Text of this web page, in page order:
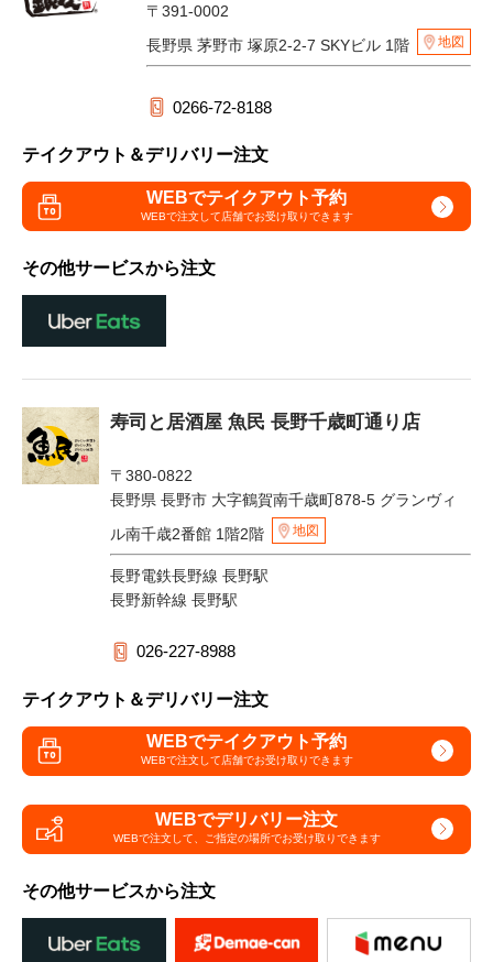
〒391-0002
長野県 茅野市 塚原2-2-7 SKYビル 1階
地図
0266-72-8188
テイクアウト＆デリバリー注文
WEBでテイクアウト予約
WEBで注文して店舗でお受け取りできます
その他サービスから注文
寿司と居酒屋 魚民 長野千歳町通り店
〒380-0822
長野県 長野市 大字鶴賀南千歳町878-5 グランヴィ
ル南千歳2番館 1階2階
地図
長野電鉄長野線 長野駅
長野新幹線 長野駅
026-227-8988
テイクアウト＆デリバリー注文
WEBでテイクアウト予約
WEBで注文して店舗でお受け取りできます
WEBでデリバリー注文
WEBで注文して、 ご指定の場所でお受け取りできます
その他サービスから注文